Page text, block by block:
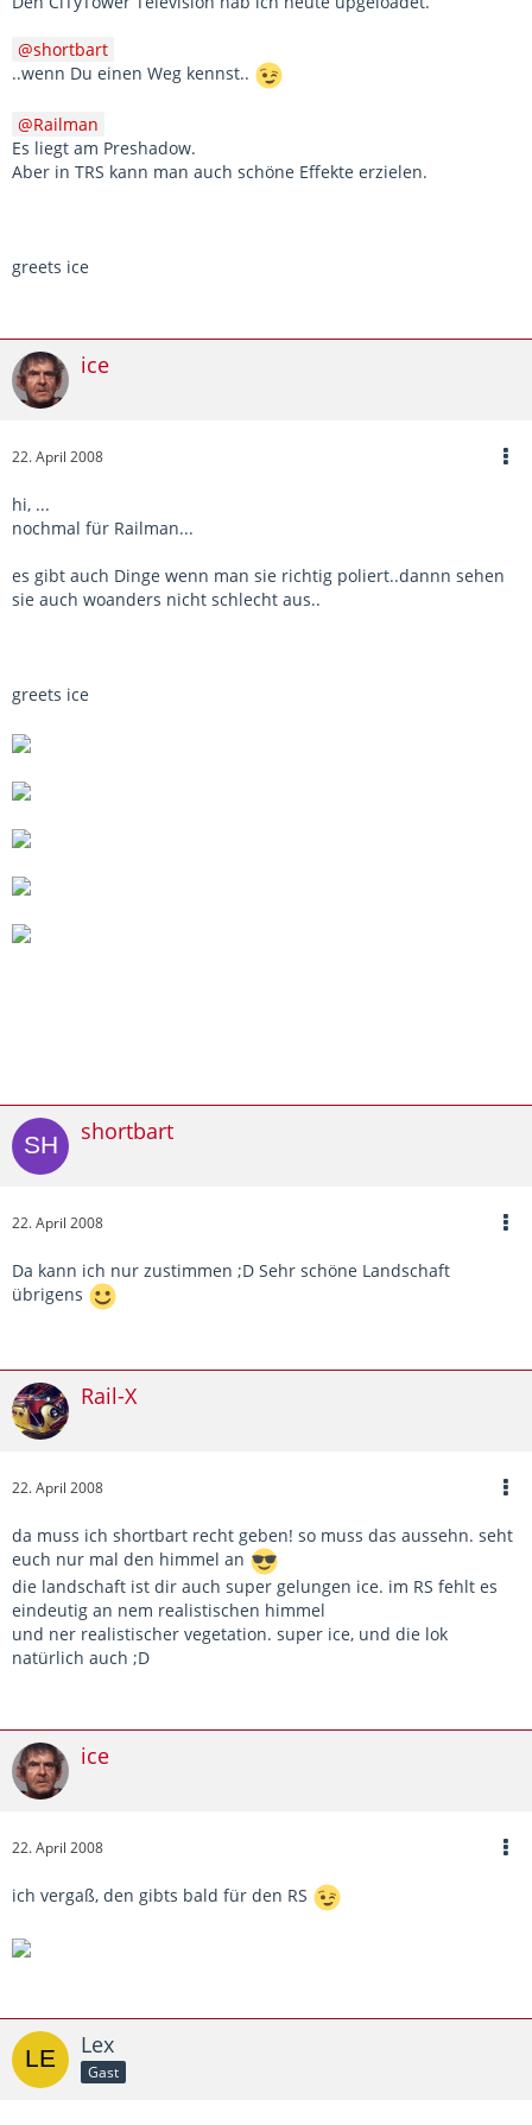
shortbart
..wenn Du einen Weg kennst..
Railman
Es liegt am Preshadow.
Aber in TRS kann man auch schöne Effekte erzielen.
greets ice
ice
22. April 2008
hi, ...
nochmal für Railman...
es gibt auch Dinge wenn man sie richtig poliert..dannn sehen
sie auch woanders nicht schlecht aus..
greets ice
shortbart
22. April 2008
Da kann ich nur zustimmen ;D Sehr schöne Landschaft
übrigens
Rail-X
22. April 2008
da muss ich shortbart recht geben! so muss das aussehn. seht
euch nur mal den himmel an
die landschaft ist dir auch super gelungen ice. im RS fehlt es
eindeutig an nem realistischen himmel
und ner realistischer vegetation. super ice, und die lok
natürlich auch ;D
ice
22. April 2008
ich vergaß, den gibts bald für den RS
Lex
Gast